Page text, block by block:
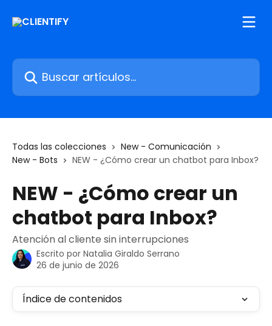
Buscar artículos...
Todas las colecciones
New - Comunicación
New - Bots
NEW - ¿Cómo crear un chatbot para Inbox?
NEW - ¿Cómo crear un
chatbot para Inbox?
Atención al cliente sin interrupciones
Escrito por Natalia Giraldo Serrano
26 de junio de 2026
Índice de contenidos